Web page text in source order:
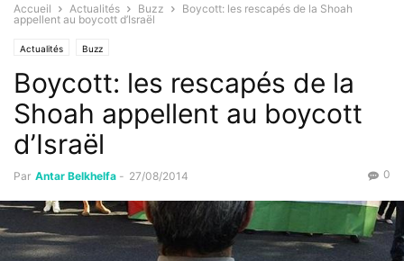
Accueil Actualités Buzz
Boycott: les rescapés de la Shoah
appellent au boycott d’Israël
Actualités Buzz
Boycott: les rescapés de la
Shoah appellent au boycott
d’Israël
Par Antar Belkhelfa - 27/08/2014 0